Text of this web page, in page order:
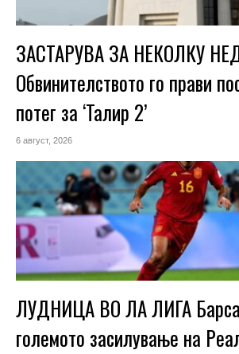
ЗАСТАРУВА ЗА НЕКОЛКУ
Обвинителството го прави
потег за ‘Талир 2’
6 август, 2026
ЛУДНИЦА ВО ЛА ЛИГА Барса
големото засилување на